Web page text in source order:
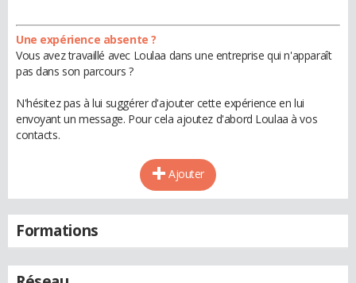
Une expérience absente ?
Vous avez travaillé avec Loulaa dans une entreprise qui n'apparaît
pas dans son parcours ?
N'hésitez pas à lui suggérer d'ajouter cette expérience en lui
envoyant un message. Pour cela ajoutez d'abord Loulaa à vos
contacts.
Ajouter
Formations